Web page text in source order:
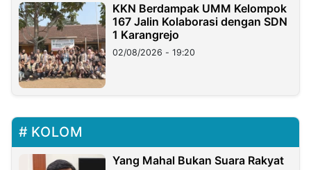
KKN Berdampak UMM Kelompok
167 Jalin Kolaborasi dengan SDN
1 Karangrejo
02/08/2026 - 19:20
KOLOM
Yang Mahal Bukan Suara Rakyat